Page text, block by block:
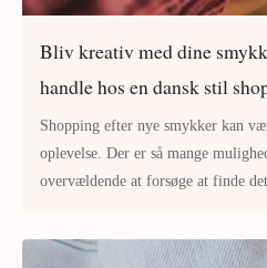
Bliv kreativ med dine
handle hos en dansk stil
Shopping efter nye smykker kan
oplevelse. Der er så mange
overvældende at forsøge at finde